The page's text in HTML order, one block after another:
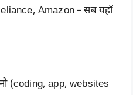
Amazon – सब यहाँ
(coding, app, websites